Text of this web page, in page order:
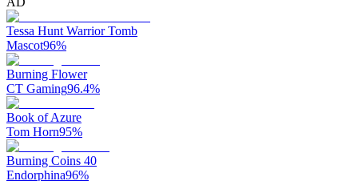
Tessa Hunt Warrior Tomb
Mascot96%
Burning Flower
CT Gaming96.4%
Book of Azure
Tom Horn95%
Burning Coins 40
Endorphina96%